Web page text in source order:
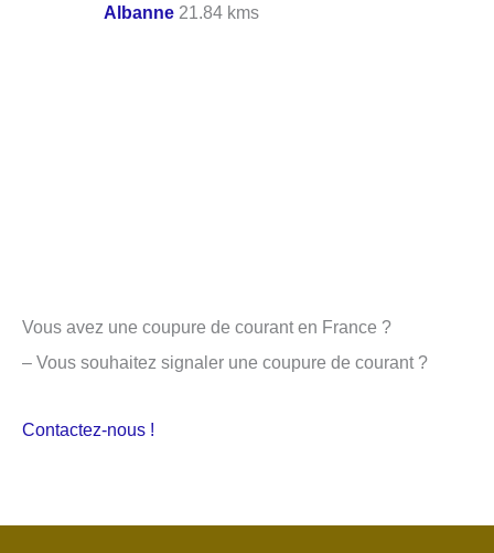
Albanne 21.84 kms
Vous avez une coupure de courant en France ?
– Vous souhaitez signaler une coupure de courant ?
Contactez-nous !